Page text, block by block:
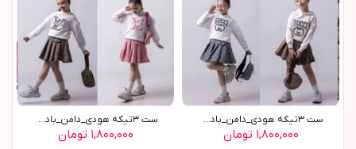
ست ٣تيکه هودي_دامن_بادي ...
۱,۸۰۰,۰۰۰ تومان
ست ٣تيکه هودي_دامن_بادي ...
۱,۸۰۰,۰۰۰ تومان